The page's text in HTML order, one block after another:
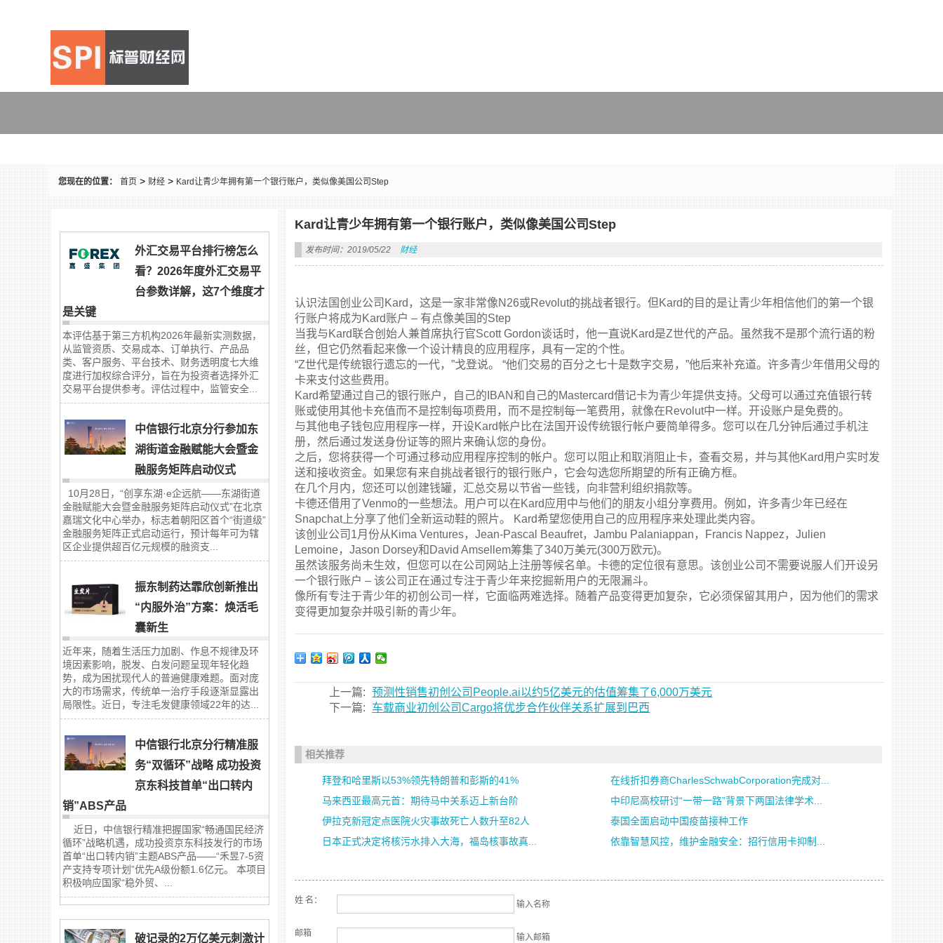
您现在的位置： 首页> 财经> Kard让青少年拥有第一个银行账户，类似像美国公司Step
外汇交易平台排行榜怎么
看？2026年度外汇交易平
台参数详解，这7个维度才
是关键
本评估基于第三方机构2026年最新实测数据，
从监管资质、交易成本、订单执行、产品品
类、客户服务、平台技术、财务透明度七大维
度进行加权综合评分，旨在为投资者选择外汇
交易平台提供参考。评估过程中，监管安全...
中信银行北京分行参加东
湖街道金融赋能大会暨金
融服务矩阵启动仪式
10月28日，“创享东湖·e企远航——东湖街道
金融赋能大会暨金融服务矩阵启动仪式”在北京
嘉瑞文化中心举办，标志着朝阳区首个“街道级”
金融服务矩阵正式启动运行，预计每年可为辖
区企业提供超百亿元规模的融资支...
振东制药达霏欣创新推出
“内服外治”方案：焕活毛
囊新生
近年来，随着生活压力加剧、作息不规律及环
境因素影响，脱发、白发问题呈现年轻化趋
势，成为困扰现代人的普遍健康难题。面对庞
大的市场需求，传统单一治疗手段逐渐显露出
局限性。近日，专注毛发健康领域22年的达...
中信银行北京分行精准服
务“双循环”战略 成功投资
京东科技首单“出口转内
销”ABS产品
近日，中信银行精准把握国家“畅通国民经济
循环”战略机遇，成功投资京东科技发行的市场
首单“出口转内销”主题ABS产品——“禾昱7-5资
产支持专项计划”优先A级份额1.6亿元。 本项目
积极响应国家“稳外贸、...
破记录的2万亿美元刺激计
Kard让青少年拥有第一个银行账户，类似像美国公司Step
发布时间：2019/05/22 财经
认识法国创业公司Kard，这是一家非常像N26或Revolut的挑战者银行。但Kard的目的是让青少年相信他们的第一个银
行账户将成为Kard账户 – 有点像美国的Step
当我与Kard联合创始人兼首席执行官Scott Gordon谈话时，他一直说Kard是Z世代的产品。虽然我不是那个流行语的粉
丝，但它仍然看起来像一个设计精良的应用程序，具有一定的个性。
“Z世代是传统银行遗忘的一代，”戈登说。 “他们交易的百分之七十是数字交易，”他后来补充道。许多青少年借用父母的
卡来支付这些费用。
Kard希望通过自己的银行账户，自己的IBAN和自己的Mastercard借记卡为青少年提供支持。父母可以通过充值银行转
账或使用其他卡充值而不是控制每项费用，而不是控制每一笔费用，就像在Revolut中一样。开设账户是免费的。
与其他电子钱包应用程序一样，开设Kard帐户比在法国开设传统银行帐户要简单得多。您可以在几分钟后通过手机注
册，然后通过发送身份证等的照片来确认您的身份。
之后，您将获得一个可通过移动应用程序控制的帐户。您可以阻止和取消阻止卡，查看交易，并与其他Kard用户实时发
送和接收资金。如果您有来自挑战者银行的银行账户，它会勾选您所期望的所有正确方框。
在几个月内，您还可以创建钱罐，汇总交易以节省一些钱，向非营利组织捐款等。
卡德还借用了Venmo的一些想法。用户可以在Kard应用中与他们的朋友小组分享费用。例如，许多青少年已经在
Snapchat上分享了他们全新运动鞋的照片。 Kard希望您使用自己的应用程序来处理此类内容。
该创业公司1月份从Kima Ventures，Jean-Pascal Beaufret，Jambu Palaniappan，Francis Nappez，Julien
Lemoine，Jason Dorsey和David Amsellem筹集了340万美元(300万欧元)。
虽然该服务尚未生效，但您可以在公司网站上注册等候名单。卡德的定位很有意思。该创业公司不需要说服人们开设另
一个银行账户 – 该公司正在通过专注于青少年来挖掘新用户的无限漏斗。
像所有专注于青少年的初创公司一样，它面临两难选择。随着产品变得更加复杂，它必须保留其用户，因为他们的需求
变得更加复杂并吸引新的青少年。
上一篇:
预测性销售初创公司People.ai以约5亿美元的估值筹集了6,000万美元
下一篇:
车载商业初创公司Cargo将优步合作伙伴关系扩展到巴西
相关推荐
拜登和哈里斯以53%领先特朗普和彭斯的41%
在线折扣券商CharlesSchwabCorporation完成对...
马来西亚最高元首：期待马中关系迈上新台阶
中印尼高校研讨“一带一路”背景下两国法律学术...
伊拉克新冠定点医院火灾事故死亡人数升至82人
泰国全面启动中国疫苗接种工作
日本正式决定将核污水排入大海，福岛核事故真...
依靠智慧风控，维护金融安全：招行信用卡抑制...
姓 名： 输入名称
邮箱 输入邮箱